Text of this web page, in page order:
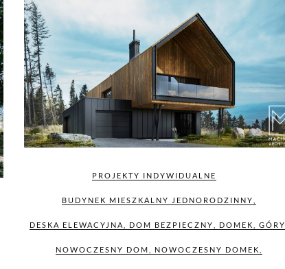
PROJEKTY INDYWIDUALNE
BUDYNEK MIESZKALNY JEDNORODZINNY
DESKA ELEWACYJNA DOM BEZPIECZNY DOMEK ,GÓRY
NOWOCZESNY DOM NOWOCZESNY DOMEK